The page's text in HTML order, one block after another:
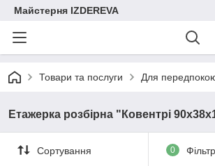
Майстерня IZDEREVA
Товари та послуги Для
Етажерка розбірна "Ковентрі
Сортування 0